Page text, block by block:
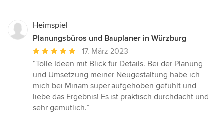
Heimspiel
Planungsbüros und Bauplaner in Würzburg
Durchschnittliche
Bewertung:
5
von
5
Sternen
17. März 2023
“Tolle Ideen mit Blick für Details. Bei der Planung
und Umsetzung meiner Neugestaltung habe ich
mich bei Miriam super aufgehoben gefühlt und
liebe das Ergebnis! Es ist praktisch durchdacht und
sehr gemütlich.”